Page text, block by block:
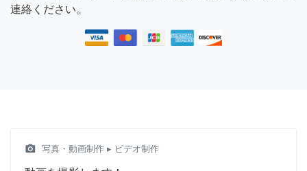
連絡ください。
camera_alt 写真・動画制作 ▸ ビデオ制作